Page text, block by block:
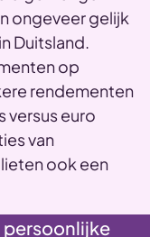
ongeveer gelijk
Duitsland.
op
rendementen
euro
van
ook een
persoonlijke